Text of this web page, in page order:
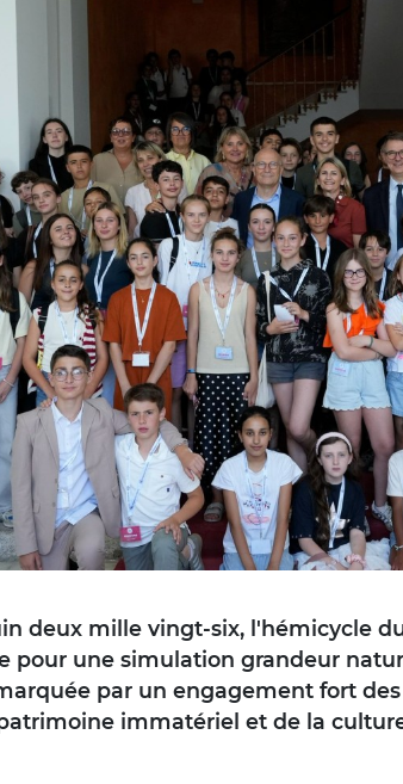
deux mille vingt-six, l'hémicycle
pour une simulation grandeur
par un engagement fort des
immatériel et de la